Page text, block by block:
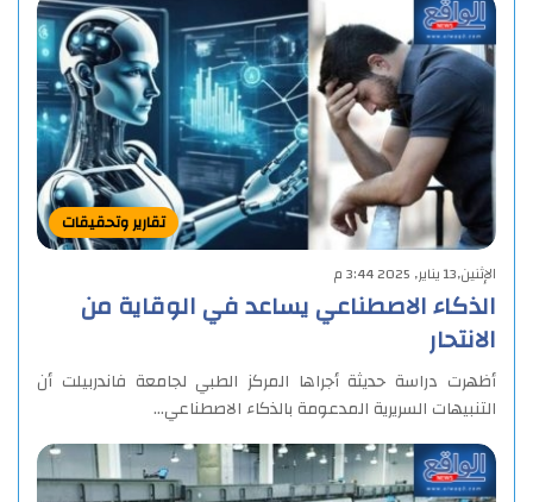
تقارير وتحقيقات
الإثنين,13 يناير, 2025 3:44 م
الذكاء الاصطناعي يساعد في الوقاية من
الانتحار
أظهرت دراسة حديثة أجراها المركز الطبي لجامعة فاندربيلت أن
التنبيهات السريرية المدعومة بالذكاء الاصطناعي…